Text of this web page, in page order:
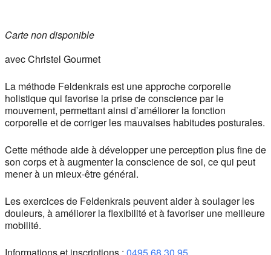
Carte non disponible
avec Christel Gourmet
La méthode Feldenkrais est une approche corporelle
holistique qui favorise la prise de conscience par le
mouvement, permettant ainsi d’améliorer la fonction
corporelle et de corriger les mauvaises habitudes posturales.
Cette méthode aide à développer une perception plus fine de
son corps et à augmenter la conscience de soi, ce qui peut
mener à un mieux-être général.
Les exercices de Feldenkrais peuvent aider à soulager les
douleurs, à améliorer la flexibilité et à favoriser une meilleure
mobilité.